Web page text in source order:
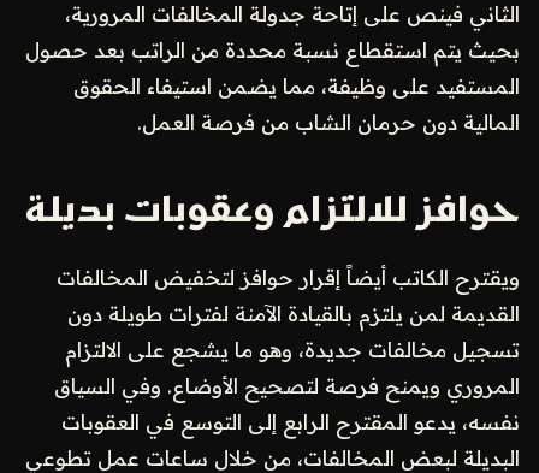
الثاني فينص على إتاحة جدولة المخالفات المرورية،
بحيث يتم استقطاع نسبة محددة من الراتب بعد حصول
المستفيد على وظيفة، مما يضمن استيفاء الحقوق
المالية دون حرمان الشاب من فرصة العمل.
حوافز للالتزام وعقوبات بديلة
ويقترح الكاتب أيضاً إقرار حوافز لتخفيض المخالفات
القديمة لمن يلتزم بالقيادة الآمنة لفترات طويلة دون
تسجيل مخالفات جديدة، وهو ما يشجع على الالتزام
المروري ويمنح فرصة لتصحيح الأوضاع. وفي السياق
نفسه، يدعو المقترح الرابع إلى التوسع في العقوبات
البديلة لبعض المخالفات، من خلال ساعات عمل تطوعي